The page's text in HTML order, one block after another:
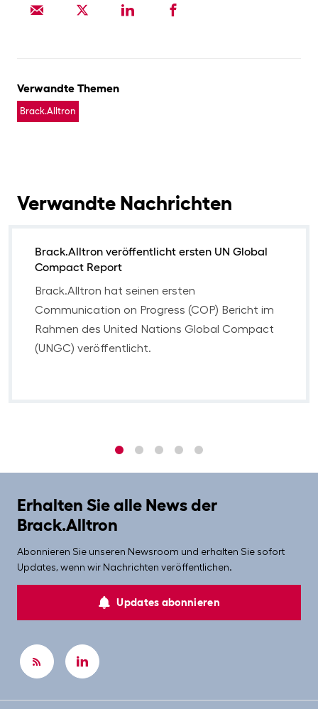
Verwandte Themen
Brack.Alltron
Verwandte Nachrichten
Brack.Alltron veröffentlicht ersten UN Global
Compact Report
Brack.Alltron hat seinen ersten
Communication on Progress (COP) Bericht im
Rahmen des United Nations Global Compact
(UNGC) veröffentlicht.
Erhalten Sie alle News der
Brack.Alltron
Abonnieren Sie unseren Newsroom und erhalten Sie sofort
Updates, wenn wir Nachrichten veröffentlichen.
Updates abonnieren